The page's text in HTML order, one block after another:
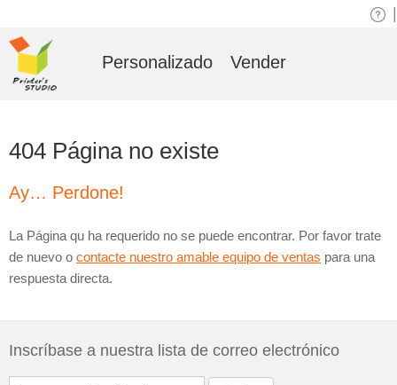
404 Página no existe
Ay… Perdone!
La Página qu ha requerido no se puede encontrar. Por favor trate
de nuevo o contacte nuestro amable equipo de ventas para una
respuesta directa.
Inscríbase a nuestra lista de correo electrónico
Personalizado Vender